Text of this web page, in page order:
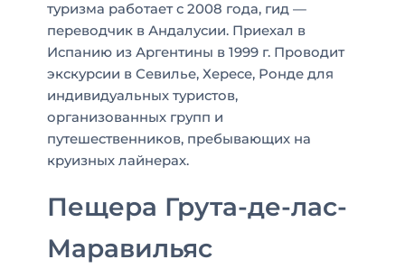
туризма работает с 2008 года, гид —
переводчик в Андалусии. Приехал в
Испанию из Аргентины в 1999 г. Проводит
экскурсии в Севилье, Хересе, Ронде для
индивидуальных туристов,
организованных групп и
путешественников, пребывающих на
круизных лайнерах.
Пещера Грута-де-лас-
Маравильяс